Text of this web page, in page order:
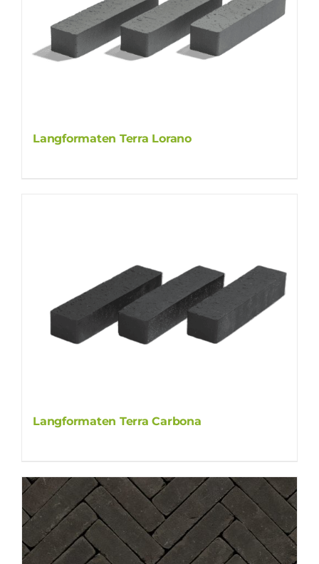
Langformaten Terra Lorano
Langformaten Terra Carbona